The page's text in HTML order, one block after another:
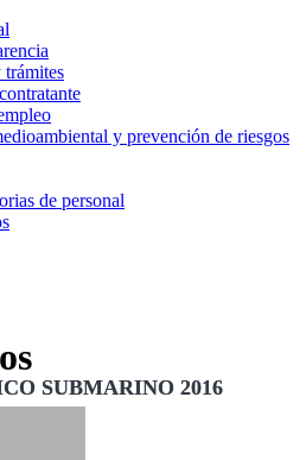
y prevención de riesgos
de personal
SUBMARINO 2016